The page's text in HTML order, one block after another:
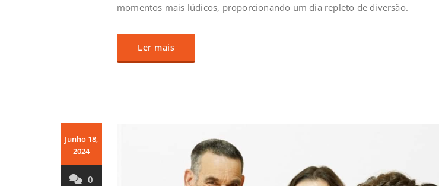
momentos mais lúdicos, proporcionando um dia repleto de diversão.
Ler mais
Junho 18,
2024
0